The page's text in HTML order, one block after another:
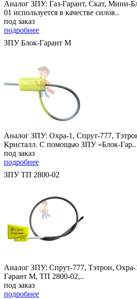
Аналог ЗПУ: Газ-Гарант, Скат, Мини-
01 используется в качестве силов..
под заказ
подробнее
ЗПУ Блок-Гарант М
Аналог ЗПУ: Охра-1, Спрут-777,
Кристалл. С помощью ЗПУ «Блок-Гар..
под заказ
подробнее
ЗПУ ТП 2800-02
Аналог ЗПУ: Спрут-777, Тэтрон,
Гарант М, ТП 2800-02,..
под заказ
подробнее